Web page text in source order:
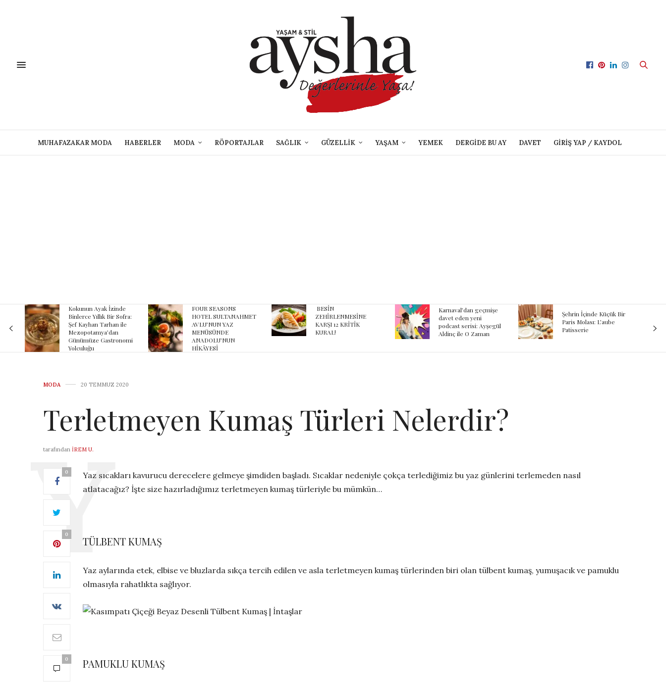
MUHAFAZAKAR MODA HABERLER MODA RÖPORTAJLAR SAĞLIK GÜZELLİK YAŞAM YEMEK DERGIDE BU AY DAVET GIRIŞ YAP / KAYDOL
FOUR SEASONS
HOTEL SULTANAHMET
AVLU’NUN YAZ
MENÜSÜNDE
ANADOLU’NUN
HİKÂYESİ
BESİN
ZEHİRLENMESİNE
KARŞI 12 KRİTİK
KURAL!
Karnaval’dan geçmişe
davet eden yeni
podcast serisi: Ayşegül
Aldinç ile O Zaman
Şehrin İçinde Küçük Bir
Paris Molası: L’aube
Patisserie
“Lezzetin Ardındaki
Hikâye: Kadırgalı”
MODA 20 TEMMUZ 2020
Terletmeyen Kumaş Türleri Nelerdir?
tarafından İREM U.
0
0
0
Yaz sıcakları kavurucu derecelere gelmeye şimdiden başladı. Sıcaklar nedeniyle çokça terlediğimiz bu yaz günlerini terlemeden nasıl
atlatacağız? İşte size hazırladığımız terletmeyen kumaş türleriyle bu mümkün…
TÜLBENT KUMAŞ
Yaz aylarında etek, elbise ve bluzlarda sıkça tercih edilen ve asla terletmeyen kumaş türlerinden biri olan tülbent kumaş, yumuşacık ve pamuklu
olmasıyla rahatlıkta sağlıyor.
PAMUKLU KUMAŞ